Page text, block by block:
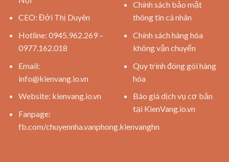
CEO: Đới Thị Duyên
Hotline: 0945.962.269 –
0977.162.018
Email:
info@kienvang.io.vn
Website: kienvang.io.vn
Fanpage:
fb.com/chuyennha.vanphong.kienvanghn
Chính sách bảo mật
thông tin cá nhân
Chính sách hàng hóa
không vận chuyển
Quy trình đóng gói hàng
hóa
Báo giá dịch vụ cơ bản
tại KienVang.io.vn